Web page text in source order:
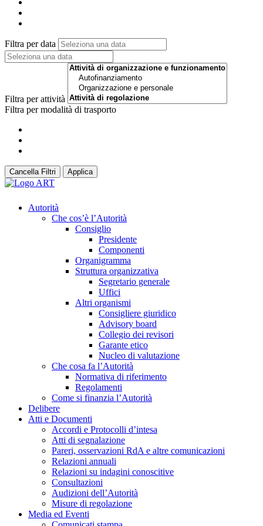
Filtra per data
Filtra per attività
Filtra per modalità di trasporto
Cancella Filtri Applica
Autorità
Che cos’è l’Autorità
Consiglio
Presidente
Componenti
Organigramma
Struttura organizzativa
Segretario generale
Uffici
Altri organismi
Consigliere giuridico
Advisory board
Collegio dei revisori
Garante etico
Nucleo di valutazione
Che cosa fa l’Autorità
Normativa di riferimento
Regolamenti
Come si finanzia l’Autorità
Delibere
Atti e Documenti
Accordi e Protocolli d’intesa
Atti di segnalazione
Pareri, osservazioni RdA e altre comunicazioni
Relazioni annuali
Relazioni su indagini conoscitive
Consultazioni
Audizioni dell’Autorità
Misure di regolazione
Media ed Eventi